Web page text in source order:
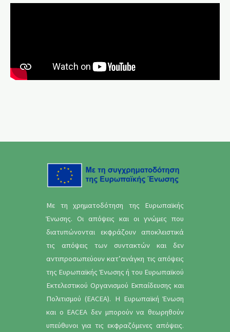
Με τη χρηματοδότηση της Ευρωπαϊκής
Ένωσης. Οι απόψεις και οι γνώμες που
διατυπώνονται εκφράζουν αποκλειστικά
τις απόψεις των συντακτών και δεν
αντιπροσωπεύουν κατ’ανάγκη τις απόψεις
της Ευρωπαϊκής Ένωσης ή του Ευρωπαϊκού
Εκτελεστικού Οργανισμού Εκπαίδευσης και
Πολιτισμού (EACEA). Η Ευρωπαϊκή Ένωση
και ο EACEA δεν μπορούν να θεωρηθούν
υπεύθυνοι για τις εκφραζόμενες απόψεις.